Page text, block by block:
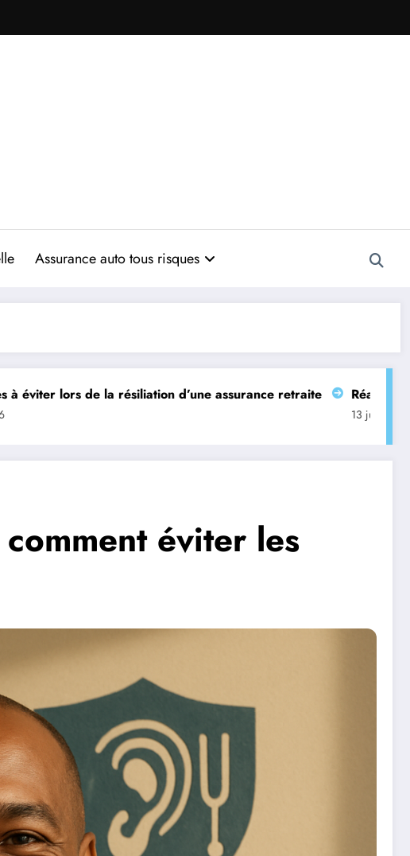
Assurance auto tous risques
d’une assurance retraite Réaliser des simulations
éviter les